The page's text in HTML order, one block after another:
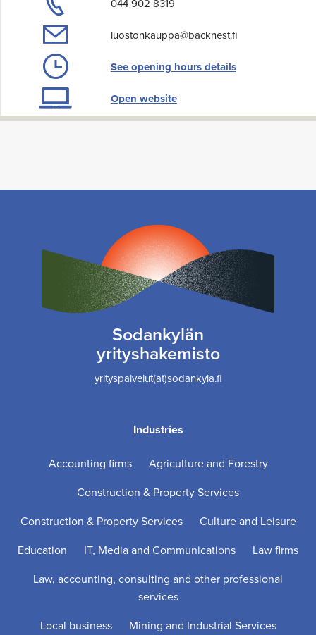
044 902 8319
luostonkauppa@backnest.fi
See opening hours details
Open website
Sodankylän
yrityshakemisto
yrityspalvelut(at)sodankyla.fi
Industries
Accounting firms
Agriculture and Forestry
Construction & Property Services
Construction & Property Services
Culture and Leisure
Education
IT, Media and Communications
Law firms
Law, accounting, consulting and other professional
services
Local business
Mining and Industrial Services